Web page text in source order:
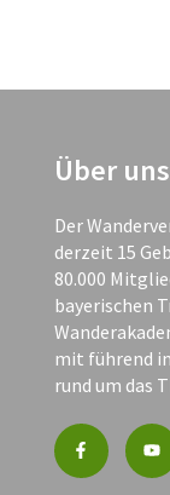
Über uns
Der
derzeit 15
80.000
bayerischen
mit führend
rund um das